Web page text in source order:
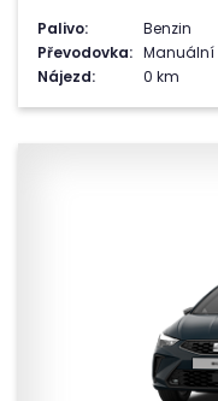
Palivo:
Benzin
Převodovka: Manuální
Nájezd:
0 km